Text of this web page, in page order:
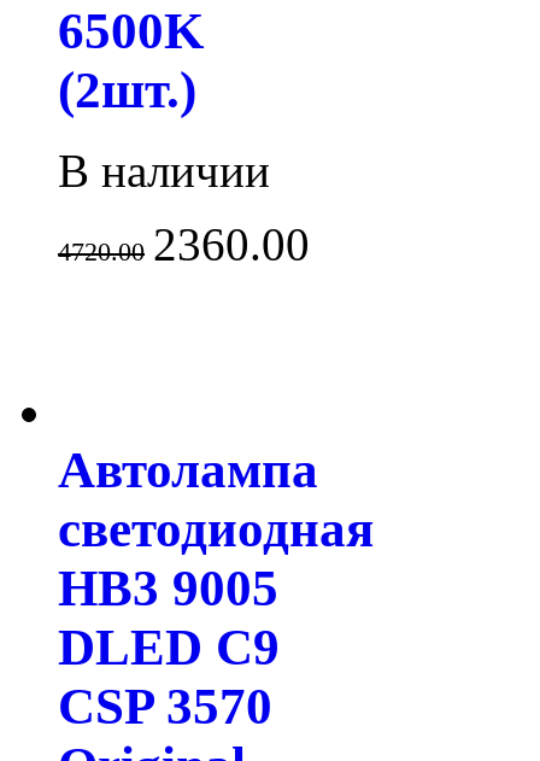
6500K
(2шт.)
В наличии
4720.00 2360.00
Автолампа
светодиодная
HB3 9005
DLED C9
CSP 3570